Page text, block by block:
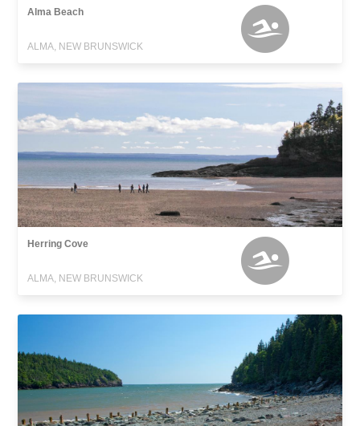
Alma Beach
ALMA, NEW BRUNSWICK
Herring Cove
ALMA, NEW BRUNSWICK